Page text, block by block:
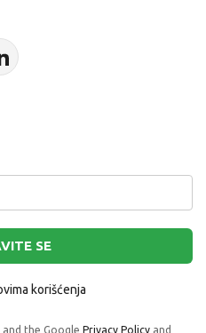
SE
korišćenja
and the Google Privacy Policy and